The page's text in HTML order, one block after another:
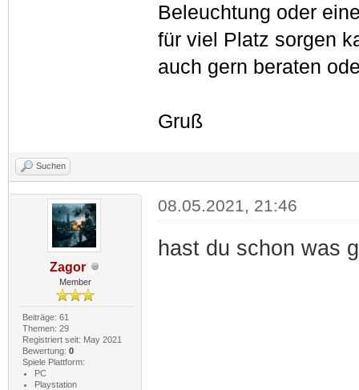
Beleuchtung oder
für viel Platz sorgen
auch gern beraten
Gruß
Suchen
Zagor
Member
Beiträge: 61
Themen: 29
Registriert seit: May 2021
Bewertung: 0
Spiele Plattform:
PC
Playstation
08.05.2021, 21:46
hast du schon was